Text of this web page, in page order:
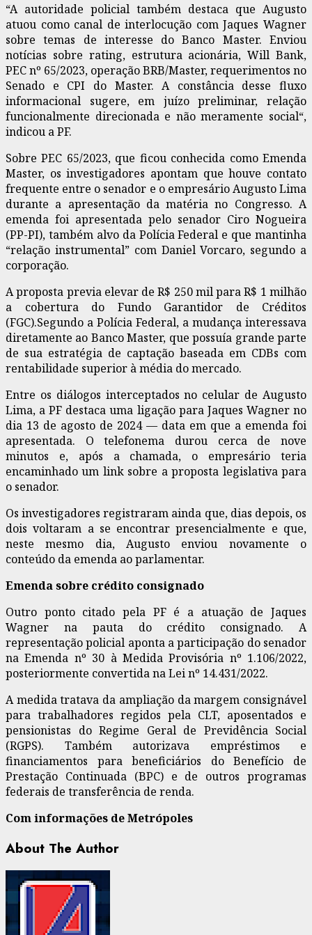
“A autoridade policial também destaca que Augusto
atuou como canal de interlocução com Jaques Wagner
sobre temas de interesse do Banco Master. Enviou
notícias sobre rating, estrutura acionária, Will Bank,
PEC nº 65/2023, operação BRB/Master, requerimentos no
Senado e CPI do Master. A constância desse fluxo
informacional sugere, em juízo preliminar, relação
funcionalmente direcionada e não meramente social“,
indicou a PF.
Sobre PEC 65/2023, que ficou conhecida como Emenda
Master, os investigadores apontam que houve contato
frequente entre o senador e o empresário Augusto Lima
durante a apresentação da matéria no Congresso. A
emenda foi apresentada pelo senador Ciro Nogueira
(PP-PI), também alvo da Polícia Federal e que mantinha
“relação instrumental” com Daniel Vorcaro, segundo a
corporação.
A proposta previa elevar de R$ 250 mil para R$ 1 milhão
a cobertura do Fundo Garantidor de Créditos
(FGC).Segundo a Polícia Federal, a mudança interessava
diretamente ao Banco Master, que possuía grande parte
de sua estratégia de captação baseada em CDBs com
rentabilidade superior à média do mercado.
Entre os diálogos interceptados no celular de Augusto
Lima, a PF destaca uma ligação para Jaques Wagner no
dia 13 de agosto de 2024 — data em que a emenda foi
apresentada. O telefonema durou cerca de nove
minutos e, após a chamada, o empresário teria
encaminhado um link sobre a proposta legislativa para
o senador.
Os investigadores registraram ainda que, dias depois, os
dois voltaram a se encontrar presencialmente e que,
neste mesmo dia, Augusto enviou novamente o
conteúdo da emenda ao parlamentar.
Emenda sobre crédito consignado
Outro ponto citado pela PF é a atuação de Jaques
Wagner na pauta do crédito consignado. A
representação policial aponta a participação do senador
na Emenda nº 30 à Medida Provisória nº 1.106/2022,
posteriormente convertida na Lei nº 14.431/2022.
A medida tratava da ampliação da margem consignável
para trabalhadores regidos pela CLT, aposentados e
pensionistas do Regime Geral de Previdência Social
(RGPS). Também autorizava empréstimos e
financiamentos para beneficiários do Benefício de
Prestação Continuada (BPC) e de outros programas
federais de transferência de renda.
Com informações de Metrópoles
About The Author